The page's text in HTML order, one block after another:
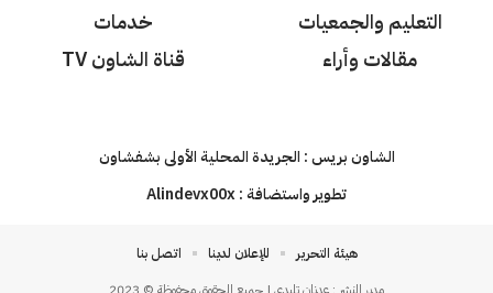
التعليم والجمعيات
مقالات وأراء
خدمات
قناة الشاون TV
الشاون بريس : الجريدة المحلية الأولى بشفشاون
تطوير واستضافة : Alindevx00x
هيئة التحرير للإعلان لدينا اتصل بنا